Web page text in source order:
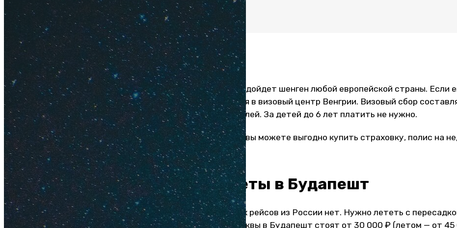
Наши траты
Виза
Для поездки в Венгрию подойдет шенген любой европейской страны. Если
за ним нужно отправиться в визовый центр Венгрии. Визовый сбор
сервисный сбор 2460 рублей. За детей до 6 лет платить не нужно.
На Сравни.ru иCherehapaвы можете выгодно купить страховку, полис на
300 ₽.
Цены на билеты в Будапешт
Цены на билеты.Прямых рейсов из России нет. Нужно лететь с
Стамбуле. Билеты из Москвы в Будапешт стоят от 30 000 ₽ (летом — от 45